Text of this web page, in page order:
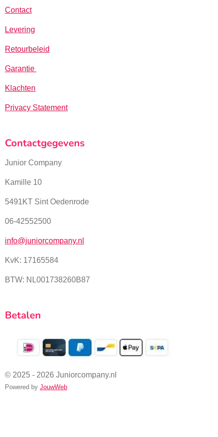
Contact
Levering
Retourbeleid
Garantie
Klachten
Privacy Statement
Contactgegevens
Junior Company
Kamille 10
5491KT Sint Oedenrode
06-42552500
info@juniorcompany.nl
KvK: 17165584
BTW: NL001738260B87
Betalen
© 2025 - 2026 Juniorcompany.nl
Powered by JouwWeb